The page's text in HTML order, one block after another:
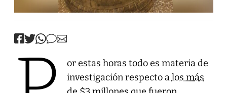
or estas horas todo es materia de
investigación respecto alos más